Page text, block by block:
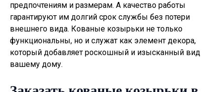
предпочтениям и размерам. А качество работы
гарантируют им долгий срок службы без потери
внешнего вида. Кованые козырьки не только
функциональны, но и служат как элемент декора,
который добавляет роскошный и изысканный вид
вашему дому.